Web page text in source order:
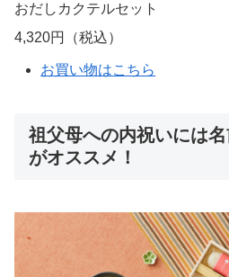
おだしカクテルセット
4,320円（税込）
お買い物はこちら
祖父母への内祝いには
がオススメ！